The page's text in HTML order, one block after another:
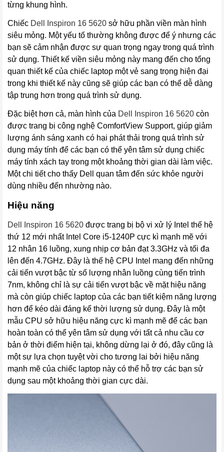
từng khung hình.
Chiếc Dell Inspiron 16 5620 sở hữu phần viền màn hình
siêu mỏng. Một yếu tố thường không được để ý nhưng các
bạn sẽ cảm nhận được sự quan trọng ngay trong quá trình
sử dụng. Thiết kế viền siêu mỏng này mang đến cho tổng
quan thiết kế của chiếc laptop một vẻ sang trọng hiện đại
trong khi thiết kế này cũng sẽ giúp các bạn có thể dễ dàng
tập trung hơn trong quá trình sử dụng.
Đặc biệt hơn cả, màn hình của Dell Inspiron 16 5620 còn
được trang bị công nghệ ComfortView Support, giúp giảm
lượng ánh sáng xanh có hại phát thải trong quá trình sử
dụng máy tính để các bạn có thể yên tâm sử dụng chiếc
máy tính xách tay trong một khoảng thời gian dài làm việc.
Một chi tiết cho thấy Dell quan tâm đến sức khỏe người
dùng nhiều đến nhường nào.
Hiệu năng
Dell Inspiron 16 5620 được trang bị bộ vi xử lý Intel thế hệ
thứ 12 mới nhất Intel Core i5-1240P cực kì mạnh mẽ với
12 nhân 16 luồng, xung nhịp cơ bản đạt 3.3GHz và tối đa
lên đến 4.7GHz. Đây là thế hệ CPU Intel mang đến những
cải tiến vượt bậc từ số lượng nhân luồng cùng tiến trình
7nm, không chỉ là sự cải tiến vượt bậc về mặt hiệu năng
mà còn giúp chiếc laptop của các bạn tiết kiệm năng lượng
hơn để kéo dài đáng kể thời lượng sử dụng. Đây là một
mẫu CPU sở hữu hiệu năng cực kì mạnh mẽ để các bạn
hoàn toàn có thể yên tâm sử dụng với tất cả nhu cầu cơ
bản ở thời điểm hiện tại, không dừng lại ở đó, đây cũng là
một sự lựa chọn tuyệt vời cho tương lai bởi hiệu năng
mạnh mẽ của chiếc laptop này có thể hỗ trợ các bạn sử
dụng sau một khoảng thời gian cực dài.